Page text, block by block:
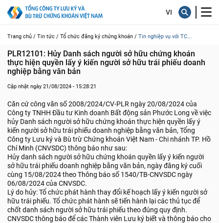
Trang chủ / Tin tức / Tổ chức đăng ký chứng khoán / Tin nghiệp vụ với TC...
PLR12101: Hủy Danh sách người sở hữu chứng khoán
thực hiện quyền lấy ý kiến người sở hữu trái phiếu doanh
nghiệp bằng văn bản
Cập nhật ngày 21/08/2024 - 15:28:21
Căn cứ công văn số 2008/2024/CV-PLR ngày 20/08/2024 của
Công ty TNHH Đầu tư Kinh doanh Bất động sản Phước Long về việc
hủy Danh sách người sở hữu chứng khoán thực hiện quyền lấy ý
kiến người sở hữu trái phiếu doanh nghiệp bằng văn bản, Tổng
Công ty Lưu ký và Bù trừ Chứng khoán Việt Nam - Chi nhánh TP. Hồ
Chí Minh (CNVSDC) thông báo như sau:
Hủy danh sách người sở hữu chứng khoán quyền lấy ý kiến người
sở hữu trái phiếu doanh nghiệp bằng văn bản, ngày đăng ký cuối
cùng 15/08/2024 theo Thông báo số 1540/TB-CNVSDC ngày
06/08/2024 của CNVSDC.
Lý do hủy: Tổ chức phát hành thay đổi kế hoạch lấy ý kiến người sở
hữu trái phiếu. Tổ chức phát hành sẽ tiến hành lại các thủ tục để
chốt danh sách người sở hữu trái phiếu theo đúng quy định.
CNVSDC thông báo để các Thành viên Lưu ký biết và thông báo cho